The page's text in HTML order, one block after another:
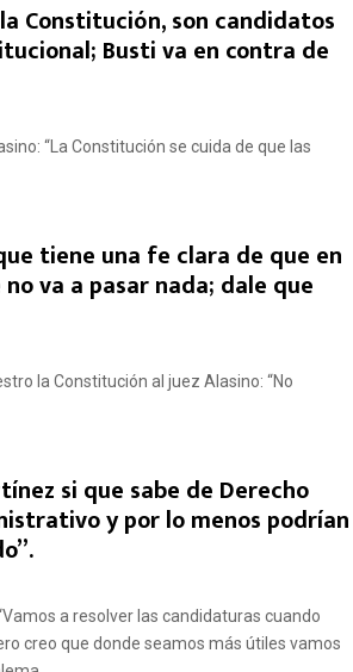
Constitución, son candidatos
Busti va en contra de
“La Constitución se cuida de que las
tiene una fe clara de que en
va a pasar nada; dale que
la Constitución al juez Alasino: “No
si que sabe de Derecho
y por lo menos podrían
a resolver las candidaturas cuando
creo que donde seamos más útiles vamos